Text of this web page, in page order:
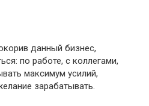
данный бизнес,
по работе, с коллегами,
максимум усилий,
зарабатывать.